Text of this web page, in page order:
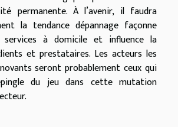
permanente. À l’avenir, il faudra
la tendance dépannage façonne
services à domicile et influence la
et prestataires. Les acteurs les
seront probablement ceux qui
du jeu dans cette mutation